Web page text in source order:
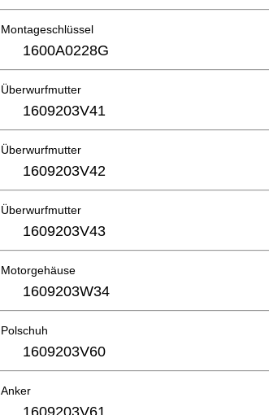
Montageschlüssel
1600A0228G
Überwurfmutter
1609203V41
Überwurfmutter
1609203V42
Überwurfmutter
1609203V43
Motorgehäuse
1609203W34
Polschuh
1609203V60
Anker